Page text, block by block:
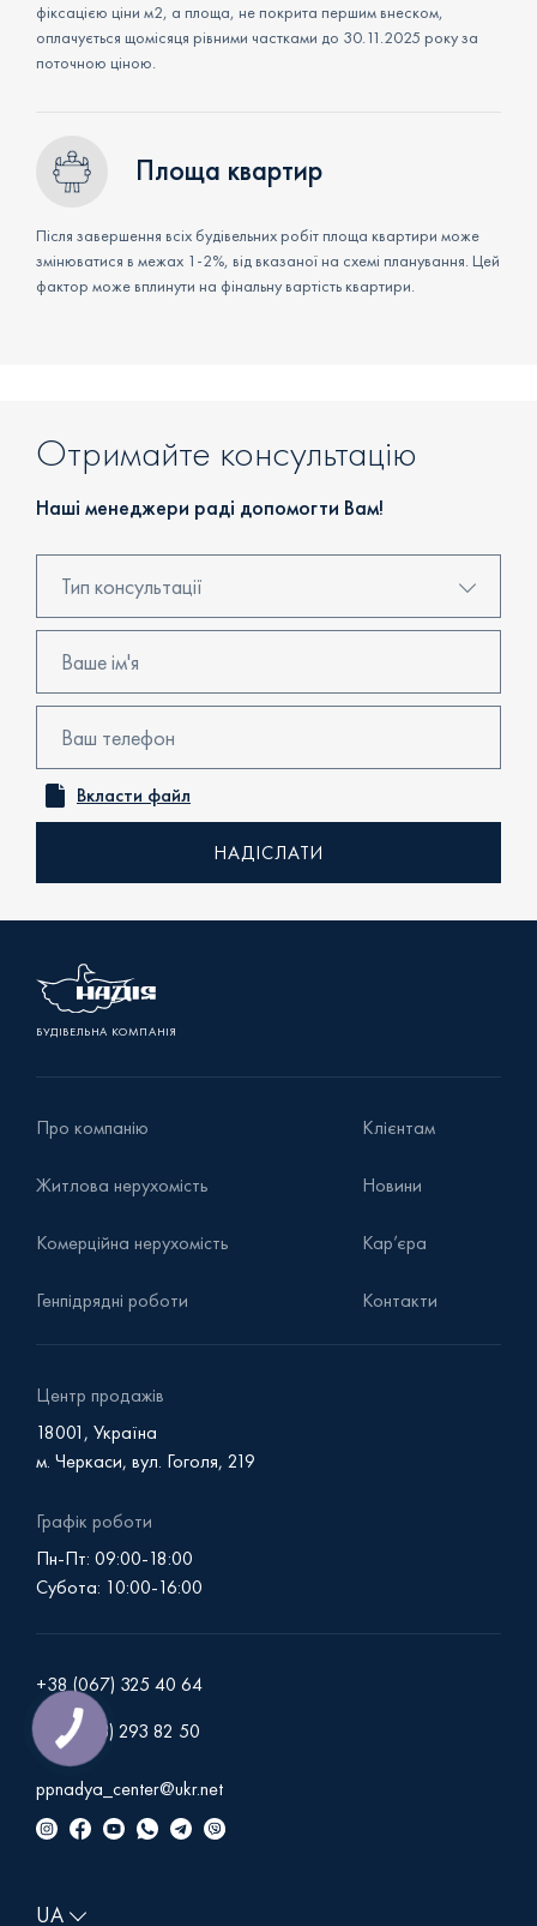
фіксацією ціни м2, а площа, не покрита першим внеском,
оплачується щомісяця рівними частками до 30.11.2025 року за
поточною ціною.
Площа квартир
Після завершення всіх будівельних робіт площа квартири може
змінюватися в межах 1-2%, від вказаної на схемі планування. Цей
фактор може вплинути на фінальну вартість квартири.
Отримайте консультацію
Наші менеджери раді допомогти Вам!
Тип консультації
Бронювання
Онлайн консультація
Уточнити наявність
Вкласти файл
БУДІВЕЛЬНА КОМПАНІЯ
Про компанію Клієнтам
Житлова нерухомість Новини
Комерційна нерухомість Кар’єра
Генпідрядні роботи Контакти
Центр продажів
18001, Україна
м. Черкаси, вул. Гоголя, 219
Графік роботи
Пн-Пт: 09:00-18:00
Субота: 10:00-16:00
+38 (067) 325 40 64
+38 (093) 293 82 50
ppnadya_center@ukr.net